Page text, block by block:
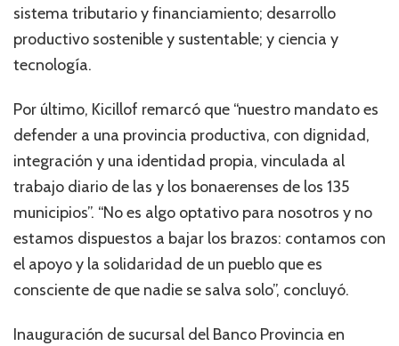
sistema tributario y financiamiento; desarrollo
productivo sostenible y sustentable; y ciencia y
tecnología.
Por último, Kicillof remarcó que “nuestro mandato es
defender a una provincia productiva, con dignidad,
integración y una identidad propia, vinculada al
trabajo diario de las y los bonaerenses de los 135
municipios”. “No es algo optativo para nosotros y no
estamos dispuestos a bajar los brazos: contamos con
el apoyo y la solidaridad de un pueblo que es
consciente de que nadie se salva solo”, concluyó.
Inauguración de sucursal del Banco Provincia en